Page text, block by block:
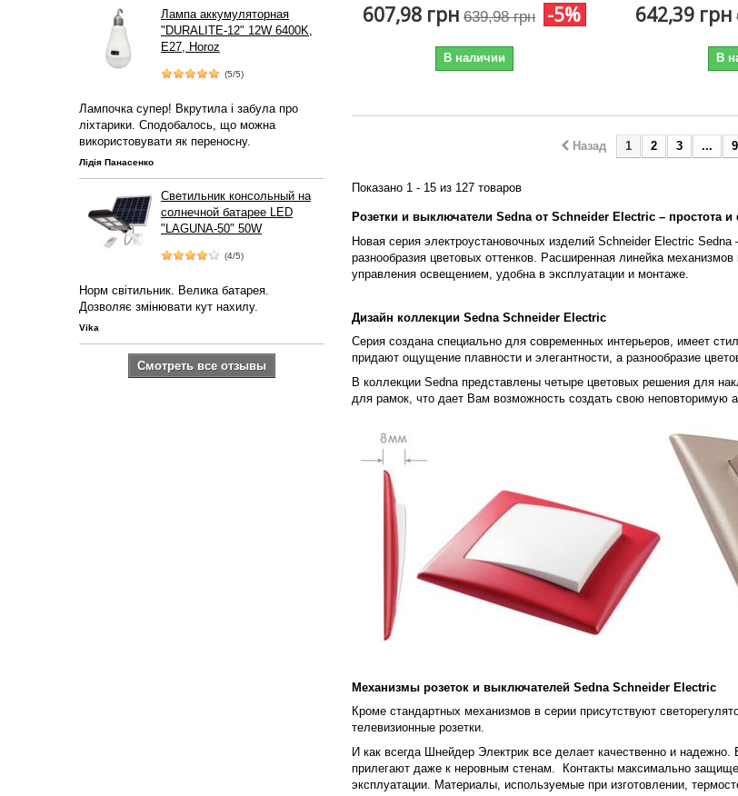
Лампа аккумуляторная
"DURALITE-12" 12W 6400K,
E27, Horoz
(5/5)
Лампочка супер! Вкрутила і забула про
ліхтарики. Сподобалось, що можна
використовувати як переносну.
Лідія Панасенко
Светильник консольный на
солнечной батарее LED
"LAGUNA-50" 50W
(4/5)
Норм світильник. Велика батарея.
Дозволяє змінювати кут нахилу.
Vika
Смотреть все отзывы
607,98 грн 639,98 грн -5%
В наличии
642,39 грн
В
Назад 1 2 3 ... 9
Показано 1 - 15 из 127 товаров
Розетки и выключатели Sedna от Schneider Electric – простота
Новая серия электроустановочных изделий Schneider Electric
разнообразия цветовых оттенков. Расширенная линейка
управления освещением, удобна в эксплуатации и монтаже.
Дизайн коллекции Sedna Schneider Electric
Серия создана специально для современных интерьеров, имеет
придают ощущение плавности и элегантности, а разнообразие
В коллекции Sedna представлены четыре цветовых решения для
для рамок, что дает Вам возможность создать свою неповторимую
Механизмы розеток и выключателей Sedna Schneider Electric
Кроме стандартных механизмов в серии присутствуют
телевизионные розетки.
И как всегда Шнейдер Электрик все делает качественно и
прилегают даже к неровным стенам. Контакты максимально
эксплуатации. Материалы, используемые при изготовлении,